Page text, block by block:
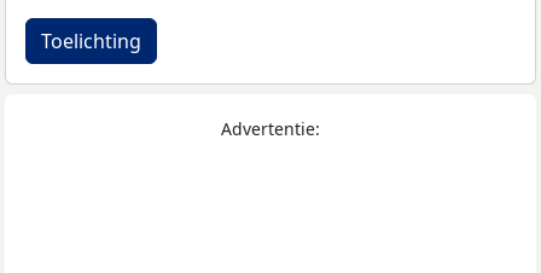
Toelichting
Advertentie: